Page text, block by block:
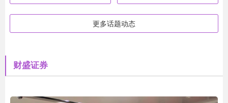
更多话题动态
财盛证券